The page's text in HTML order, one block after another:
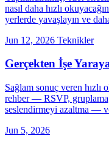
nasıl daha hızlı
yerlerde yavaşlayın ve
Jun 12, 2026 Teknikler
Gerçekten İşe
Sağlam sonuç veren
rehber — RSVP,
seslendirmeyi azaltma —
Jun 5, 2026